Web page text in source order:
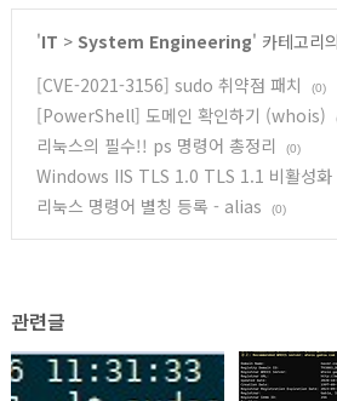
'IT > System Engineering' 카테고리
[CVE-2021-3156] sudo 취약점 패치
(0)
[PowerShell] 도메인 확인하기 (whois)
리눅스의 필수!! ps 명령어 총정리 (0)
Windows IIS TLS 1.0 TLS 1.1 비활성화
리눅스 명령어 별칭 등록 - alias (0)
관련글